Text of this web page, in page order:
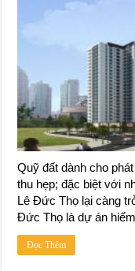
Quỹ đất dành cho
thu hẹp; đặc biệt với
Lê Đức Thọ lại càng
Đức Thọ là dự án
Đọc Thêm